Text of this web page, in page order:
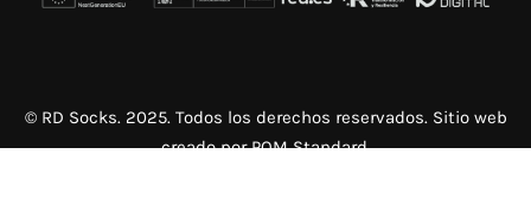
© RD Socks. 2025. Todos los derechos reservados. Sitio web
creado porPOM Standard.